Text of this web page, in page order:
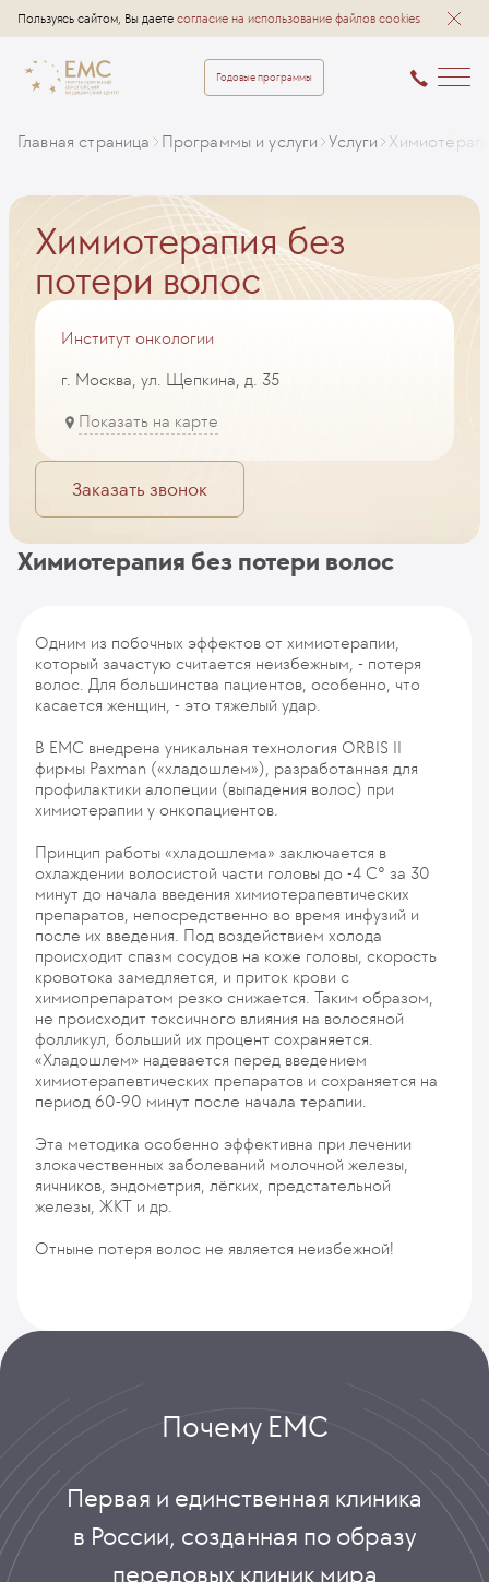
Пользуясь сайтом, Вы даете согласие на использование файлов cookies
Годовые программы
Главная страница Программы и услуги Услуги
Химиотерапия без
потери волос
Институт онкологии
г. Москва, ул. Щепкина, д. 35
Показать на карте
Заказать звонок
Химиотерапия без потери волос
Одним из побочных эффектов от химиотерапии,
который зачастую считается неизбежным, - потеря
волос. Для большинства пациентов, особенно, что
касается женщин, - это тяжелый удар.
В EMC внедрена уникальная технология ORBIS II
фирмы Paxman («хладошлем»), разработанная для
профилактики алопеции (выпадения волос) при
химиотерапии у онкопациентов.
Принцип работы «хладошлема» заключается в
охлаждении волосистой части головы до -4 С° за 30
минут до начала введения химиотерапевтических
препаратов, непосредственно во время инфузий и
после их введения. Под воздействием холода
происходит спазм сосудов на коже головы, скорость
кровотока замедляется, и приток крови с
химиопрепаратом резко снижается. Таким образом,
не происходит токсичного влияния на волосяной
фолликул, больший их процент сохраняется.
«Хладошлем» надевается перед введением
химиотерапевтических препаратов и сохраняется на
период 60-90 минут после начала терапии.
Эта методика особенно эффективна при лечении
злокачественных заболеваний молочной железы,
яичников, эндометрия, лёгких, предстательной
железы, ЖКТ и др.
Отныне потеря волос не является неизбежной!
Почему ЕМС
Первая и единственная клиника
в России, созданная по образу
передовых клиник мира